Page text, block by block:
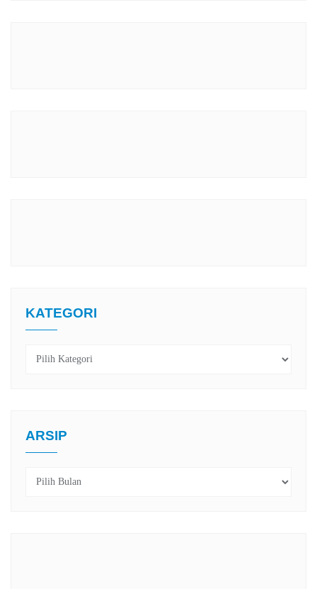
KATEGORI
Kategori
ARSIP
Arsip